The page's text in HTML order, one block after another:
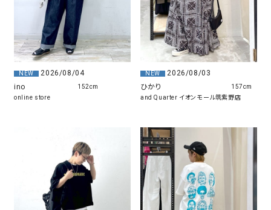
NEW
2026/08/04
ino
online store
152cm
NEW
2026/08/03
ひかり
and Quarter イオンモール筑紫野店
157cm